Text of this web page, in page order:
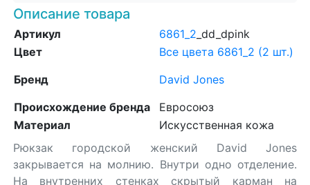
Описание товара
Артикул 6861_2 _dd_dpink
Цвет
Все цвета 6861_2 (2 шт.)
Бренд
David Jones
Происхождение бренда
Евросоюз
Материал
Искусственная кожа
Рюкзак городской женский David Jones
закрывается на молнию. Внутри одно отделение.
На внутренних стенках скрытый карман на